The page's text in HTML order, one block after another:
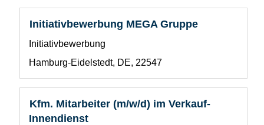
Stelleninformationen
vollständig
Stellenbezeichnung
Initiativbewerbung MEGA Gruppe
Benutzerdefiniertes
1
Initiativbewerbung
Standort
Hamburg-Eidelstedt, DE, 22547
Drücken
die
Leertaste,
die
Stelleninformationen
vollständig
Stellenbezeichnung
Kfm. Mitarbeiter (m/w/d) im Verkauf-
Innendienst
Drücken
Sie